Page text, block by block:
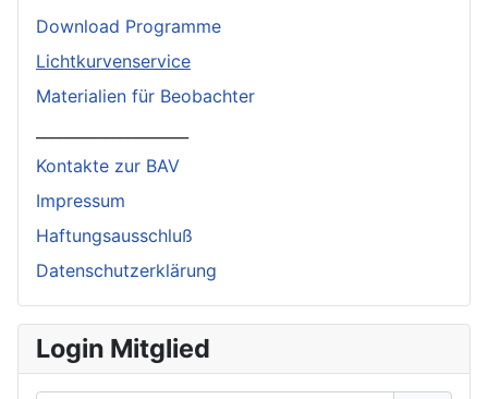
Download Programme
Lichtkurvenservice
Materialien für Beobachter
Kontakte zur BAV
Impressum
Haftungsausschluß
Datenschutzerklärung
Login Mitglied